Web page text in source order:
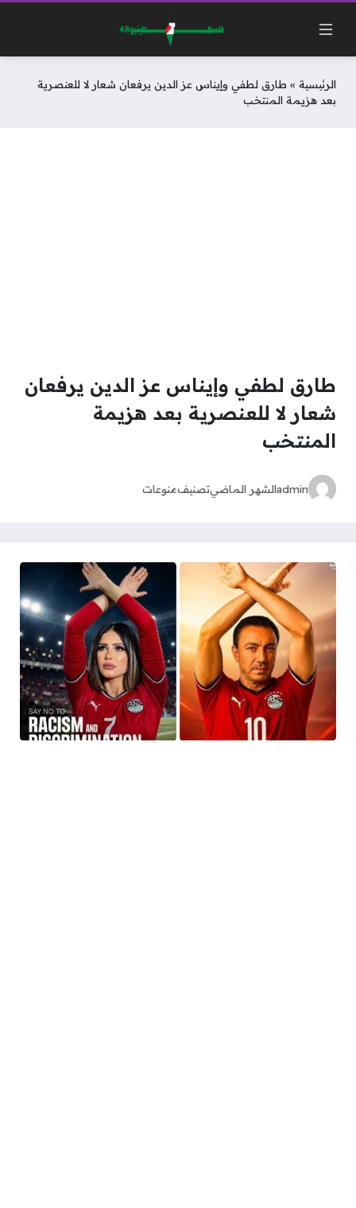
الرئيسية » طارق لطفي وإيناس عز الدين يرفعان شعار لا للعنصرية
بعد هزيمة المنتخب
طارق لطفي وإيناس عز الدين يرفعان
شعار لا للعنصرية بعد هزيمة
المنتخب
adminالشهر الماضيتصنيفمنوعات